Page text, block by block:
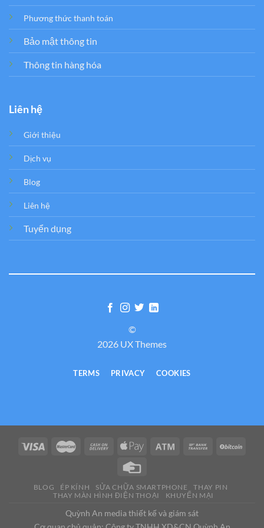
Phương thức thanh toán
Bảo mật thông tin
Thông tin hàng hóa
Liên hệ
Giới thiệu
Dịch vụ
Blog
Liên hệ
Tuyển dụng
©
2026 UX Themes
TERMS PRIVACY COOKIES
BLOG ÉP KÍNH SỬA CHỮA SMARTPHONE
THAY PIN
THAY MÀN HÌNH ĐIỆN THOẠI
KHUYẾN MẠI
Quỳnh An media thiết kế và giám sát